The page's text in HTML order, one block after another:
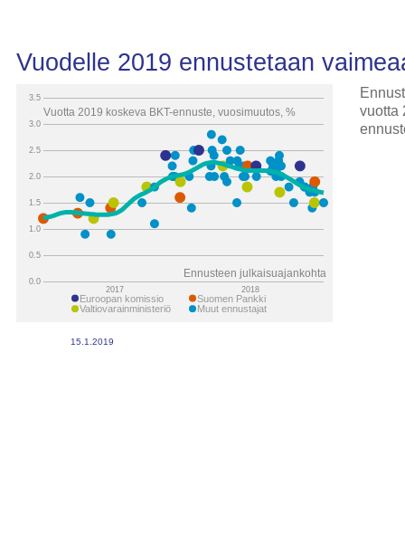
0.0
0.5
1.0
1.5
2.0
2.5
3.0
3.5
2017 2018
Vuodelle 2019 ennustetaan
15.1.2019
Vuotta 2019 koskeva BKT-ennuste, vuosimuutos, %
Ennusteen julkaisuajankohta
Euroopan komissio
Valtiovarainministeriö
Suomen Pankki
Muut ennustajat
vuotta